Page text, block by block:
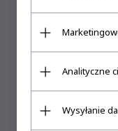
Analityczne
Wysyłanie